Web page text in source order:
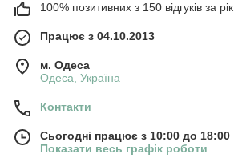
100% позитивних з 150 відгуків за рік
Працює з 04.10.2013
м. Одеса
Одеса, Україна
Контакти
Сьогодні працює з 10:00 до 18:00
Показати весь графік роботи